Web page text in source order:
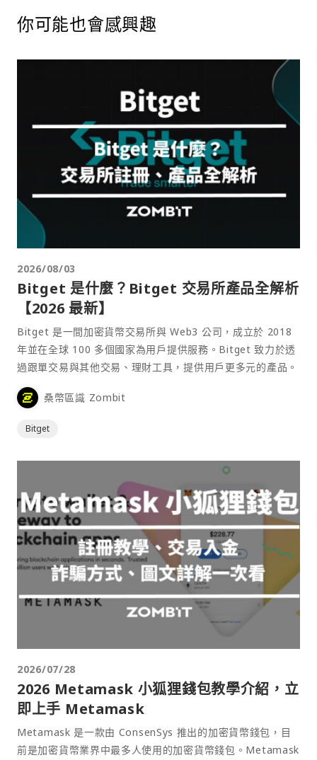
你可能也會感興趣
2026/08/03
Bitget 是什麼？Bitget 交易所產品全解析
【2026 最新】
Bitget 是一間加密貨幣交易所與 Web3 公司，成立於 2018
年並在全球 100 多個國家為用戶提供服務。Bitget 致力於透
過跟單交易與其他交易、理財工具，提供用戶更多元的產品。
桑幣區識 Zombit
Bitget
2026/07/28
2026 Metamask 小狐狸錢包教學介紹，立
即上手 Metamask
Metamask 是一款由 ConsenSys 推出的加密貨幣錢包，目
前是加密貨幣業界中最多人使用的加密貨幣錢包。Metamask